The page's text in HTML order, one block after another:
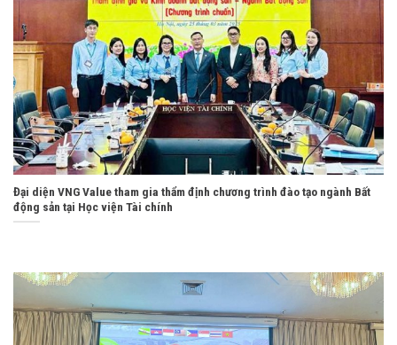
Đại diện VNG Value tham gia thẩm định chương trình đào tạo ngành Bất
động sản tại Học viện Tài chính